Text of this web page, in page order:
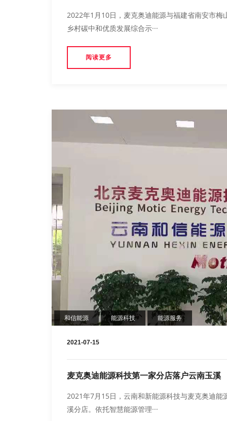
2022年1月10日，麦克奥迪能源与福建省南安市
乡村碳中和优质发展综合示···
阅读更多
和信能源 能源科技 能源服务
2021-07-15
麦克奥迪能源科技第一家分店落户云南玉溪
2021年7月15日，云南和新能源科技与麦克奥迪
溪分店。依托智慧能源管理···